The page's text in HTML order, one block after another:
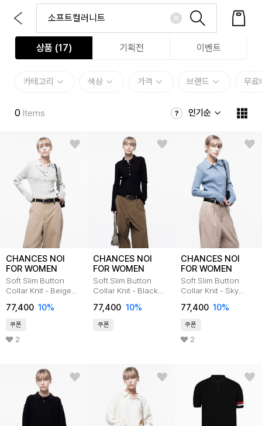
상품 (17) 기획전 이벤트
카테고리 색상 가격 브랜드 무료
0 Items 인기순
CHANCES NOI
FOR WOMEN
Soft Slim Button
Collar Knit - Beige
77,400 10%
쿠폰
2
CHANCES NOI
FOR WOMEN
Soft Slim Button
Collar Knit - Black
77,400 10%
쿠폰
CHANCES NOI
FOR WOMEN
Soft Slim Button
Collar Knit - Sky
77,400 10%
쿠폰
2